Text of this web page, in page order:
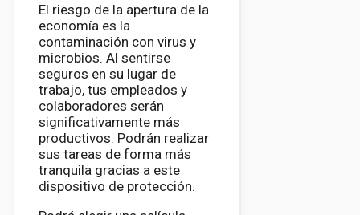
El riesgo de la apertura de la
economía es la
contaminación con virus y
microbios. Al sentirse
seguros en su lugar de
trabajo, tus empleados y
colaboradores serán
significativamente más
productivos. Podrán realizar
sus tareas de forma más
tranquila gracias a este
dispositivo de protección.